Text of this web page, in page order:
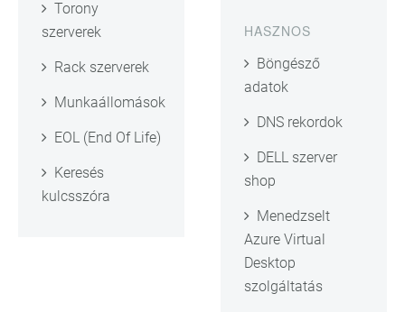
Torony
szerverek
Rack szerverek
Munkaállomások
EOL (End Of Life)
Keresés
kulcsszóra
HASZNOS
Böngésző
adatok
DNS rekordok
DELL szerver
shop
Menedzselt
Azure Virtual
Desktop
szolgáltatás